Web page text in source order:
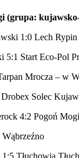
(grupa:
1:0 Lech Rypin
5:1 Start Eco-Pol
Mrocza – w
Solec
4:2 Pogoń